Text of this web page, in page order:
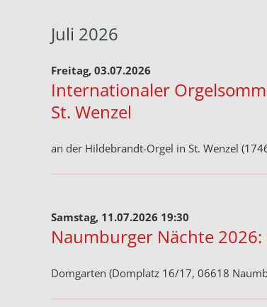
Juli 2026
Freitag, 03.07.2026
Internationaler
St. Wenzel
an der Hildebrandt-Orgel in St. Wenzel
Samstag, 11.07.2026 19:30
Naumburger Nächte
Domgarten (Domplatz 16/17, 06618